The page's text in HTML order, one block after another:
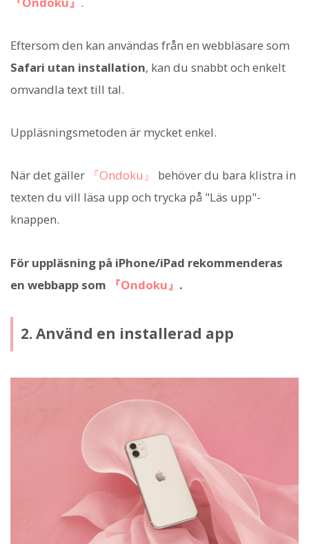
Eftersom den kan användas från en webbläsare som
Safari utan installation, kan du snabbt och enkelt
omvandla text till tal.
Uppläsningsmetoden är mycket enkel.
När det gäller 『Ondoku』
behöver du bara klistra in
texten du vill läsa upp och trycka på "Läs upp"-
knappen.
För uppläsning på iPhone/iPad rekommenderas
en webbapp som
『Ondoku』 .
2. Använd en installerad app